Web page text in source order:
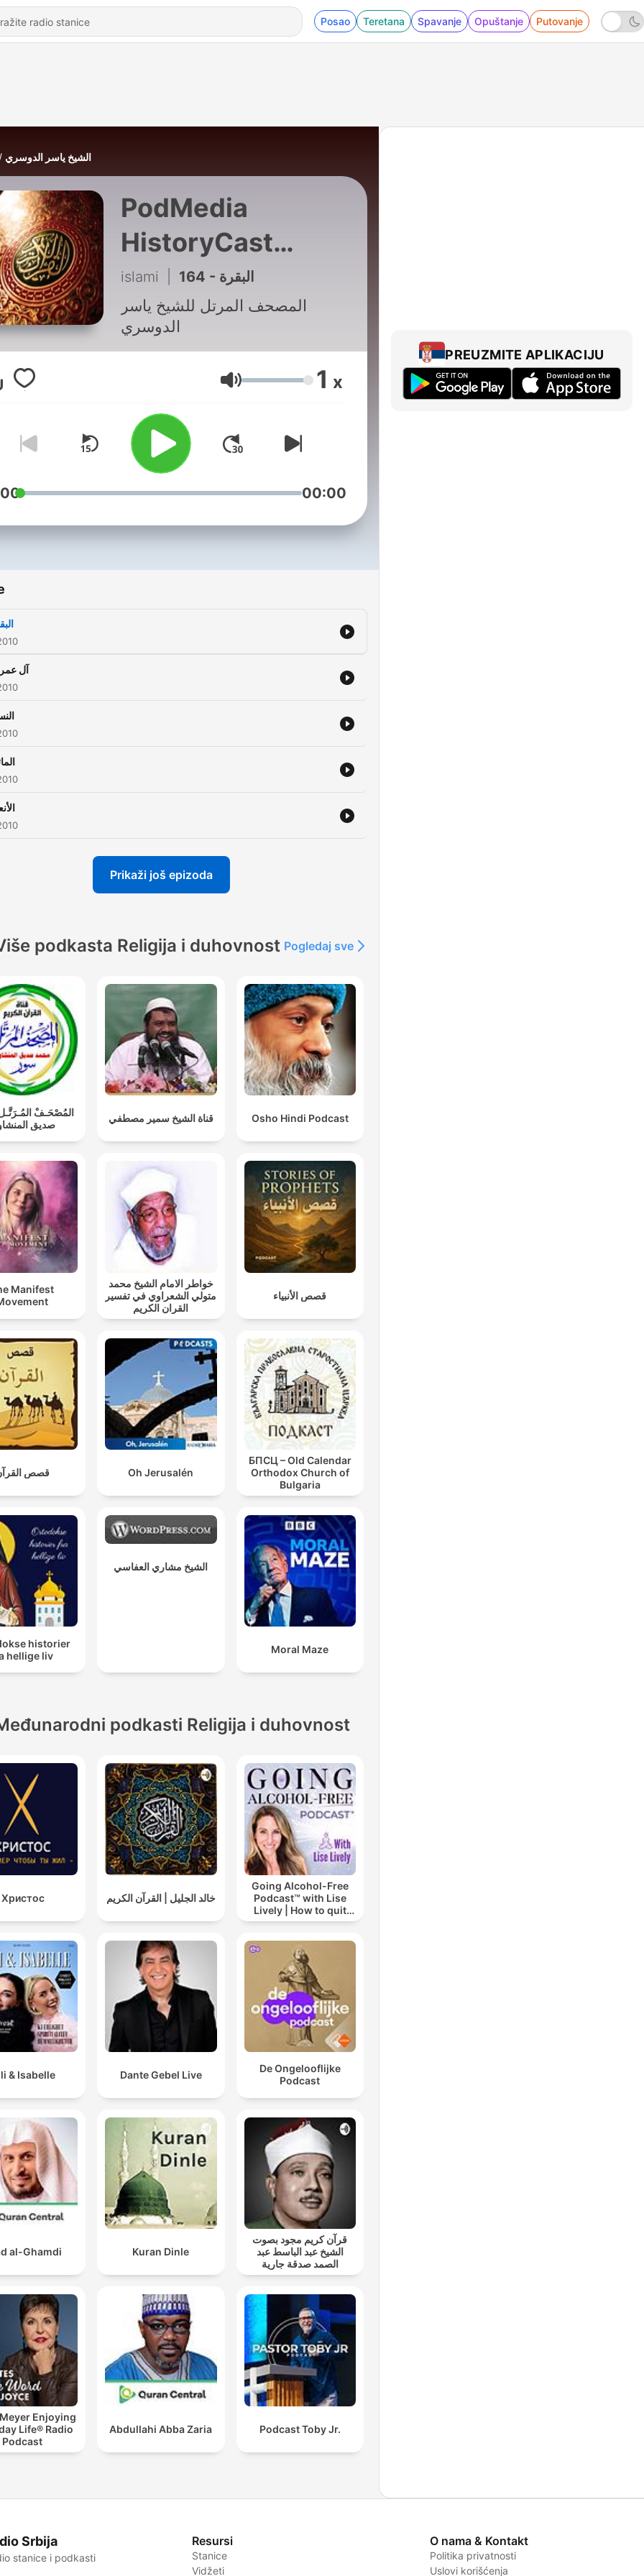
Posao Teretana Spavanje Opuštanje Putovanje
الشيخ ياسر الدوسري
PodMedia
HistoryCast
Podcast
islami 164 - البقرة
المصحف المرتل للشيخ ياسر
الدوسري
Jačina zvuka 1 x
00:00
آل
Prikaži još epizoda
podkasta Religija i duhovnost Pogledaj sve
المُصْحَـفْ
صديق
قناة الشيخ سمير مصطفي Osho Hindi Podcast
Manifest
خواطر الامام الشيخ محمد
متولي الشعراوي في تفسير
القران الكريم
قصص الأنبياء
قصص Oh Jerusalén
БПСЦ – Old Calendar
Orthodox Church of
Bulgaria
historier
hellige liv
الشيخ مشاري العفاسي
Moral Maze
podkasti Religija i duhovnost
Христос خالد الجليل | القرآن الكريم
Going Alcohol-Free
Podcast™ with Lise
Lively | How to quit
drinking alcohol
& Isabelle Dante Gebel Live
De Ongelooflijke
Podcast
al-Ghamdi Kuran Dinle
قرآن كريم مجود بصوت
الشيخ عبد الباسط عبد
الصمد صدقة جارية
Enjoying
Life® Radio
Podcast
Abdullahi Abba Zaria Podcast Toby Jr.
PREUZMITE APLIKACIJU
Srbija
stanice i podkasti
Resursi
Stanice
Vidžeti
O nama & Kontakt
Politika privatnosti
Uslovi korišćenja